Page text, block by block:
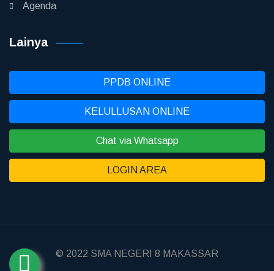
Agenda
Lainya
PPDB ONLINE
KELULLUSAN ONLINE
Chat via Whatsapp
LOGIN AREA
© 2022 SMA NEGERI 8 MAKASSAR